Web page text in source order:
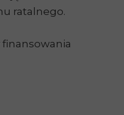
ratalnego.
finansowania